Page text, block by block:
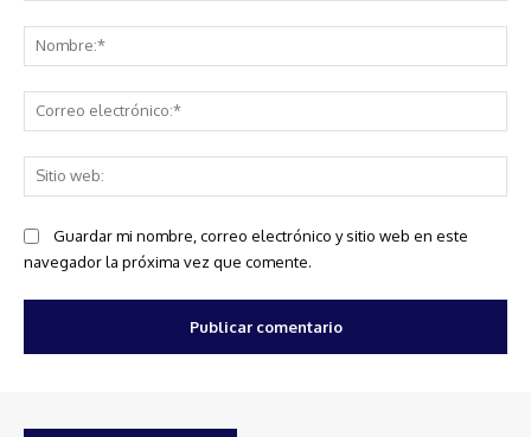
Guardar mi nombre, correo electrónico y sitio web en este
navegador la próxima vez que comente.